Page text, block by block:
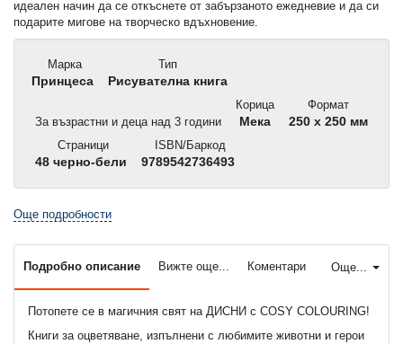
идеален начин да се откъснете от забързаното ежедневие и да си
подарите мигове на творческо вдъхновение.
Марка
Принцеса
Тип
Рисувателна книга
За възрастни и деца над 3 години
Корица
Мека
Формат
250 x 250 мм
Страници
48 черно-бели
ISBN/Баркод
9789542736493
Още подробности
Още...
Подробно описание Вижте още... Коментари
Потопете се в магичния свят на ДИСНИ с COSY COLOURING!
Книги за оцветяване, изпълнени с любимите животни и герои